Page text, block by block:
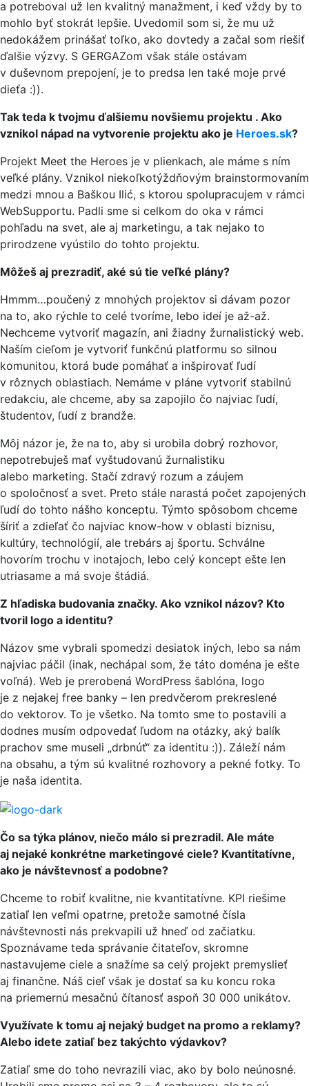
a potreboval už len kvalitný manažment, i keď vždy by to
mohlo byť stokrát lepšie. Uvedomil som si, že mu už
nedokážem prinášať toľko, ako dovtedy a začal som riešiť
ďalšie výzvy. S GERGAZom však stále ostávam
v duševnom prepojení, je to predsa len také moje prvé
dieťa :)).
Tak teda k tvojmu ďalšiemu novšiemu projektu . Ako
vznikol nápad na vytvorenie projektu ako je Heroes.sk?
Projekt Meet the Heroes je v plienkach, ale máme s ním
veľké plány. Vznikol niekoľkotýždňovým brainstormovaním
medzi mnou a Baškou Ilić, s ktorou spolupracujem v rámci
WebSupportu. Padli sme si celkom do oka v rámci
pohľadu na svet, ale aj marketingu, a tak nejako to
prirodzene vyústilo do tohto projektu.
Môžeš aj prezradiť, aké sú tie veľké plány?
Hmmm…poučený z mnohých projektov si dávam pozor
na to, ako rýchle to celé tvoríme, lebo ideí je až-až.
Nechceme vytvoriť magazín, ani žiadny žurnalistický web.
Naším cieľom je vytvoriť funkčnú platformu so silnou
komunitou, ktorá bude pomáhať a inšpirovať ľudí
v rôznych oblastiach. Nemáme v pláne vytvoriť stabilnú
redakciu, ale chceme, aby sa zapojilo čo najviac ľudí,
študentov, ľudí z brandže.
Môj názor je, že na to, aby si urobila dobrý rozhovor,
nepotrebuješ mať vyštudovanú žurnalistiku
alebo marketing. Stačí zdravý rozum a záujem
o spoločnosť a svet. Preto stále narastá počet zapojených
ľudí do tohto nášho konceptu. Týmto spôsobom chceme
šíriť a zdieľať čo najviac know-how v oblasti biznisu,
kultúry, technológií, ale trebárs aj športu. Schválne
hovorím trochu v inotajoch, lebo celý koncept ešte len
utriasame a má svoje štádiá.
Z hľadiska budovania značky. Ako vznikol názov? Kto
tvoril logo a identitu?
Názov sme vybrali spomedzi desiatok iných, lebo sa nám
najviac páčil (inak, nechápal som, že táto doména je ešte
voľná). Web je prerobená WordPress šablóna, logo
je z nejakej free banky – len predvčerom prekreslené
do vektorov. To je všetko. Na tomto sme to postavili a
dodnes musím odpovedať ľudom na otázky, aký balík
prachov sme museli „drbnúť“ za identitu :)). Záleží nám
na obsahu, a tým sú kvalitné rozhovory a pekné fotky. To
je naša identita.
Čo sa týka plánov, niečo málo si prezradil. Ale máte
aj nejaké konkrétne marketingové ciele? Kvantitatívne,
ako je návštevnosť a podobne?
Chceme to robiť kvalitne, nie kvantitatívne. KPI riešime
zatiaľ len veľmi opatrne, pretože samotné čísla
návštevnosti nás prekvapili už hneď od začiatku.
Spoznávame teda správanie čitateľov, skromne
nastavujeme ciele a snažíme sa celý projekt premyslieť
aj finančne. Náš cieľ však je dostať sa ku koncu roka
na priemernú mesačnú čítanosť aspoň 30 000 unikátov.
Využívate k tomu aj nejaký budget na promo a reklamy?
Alebo idete zatiaľ bez takýchto výdavkov?
Zatiaľ sme do toho nevrazili viac, ako by bolo neúnosné.